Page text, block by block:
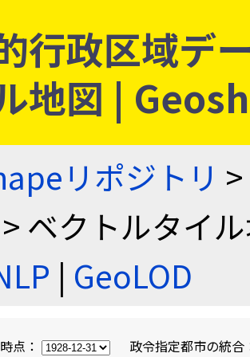
行政区域デ
地図 |
リポジトリ >
> ベクトルタイ
| GeoLOD
点： 政令指定都市の統